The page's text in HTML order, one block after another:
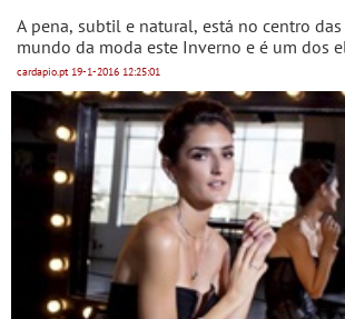
A pena, subtil e natural, está no centro
mundo da moda este Inverno e é um dos
essenciais da nova colecção Tribal da
cardapio.pt 19-1-2016 12:25:01